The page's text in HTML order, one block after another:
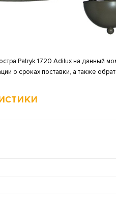
Patryk 1720 Adilux на данный
о сроках поставки, а также